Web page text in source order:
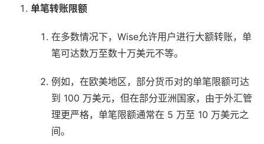
单笔转账限额
在多数情况下，Wise允许用户进行大额转账，单
笔可达数万至数十万美元不等。
例如，在欧美地区，部分货币对的单笔限额可达
到 100 万美元，但在部分亚洲国家，由于外汇管
理更严格，单笔限额通常在 5 万至 10 万美元之
间。